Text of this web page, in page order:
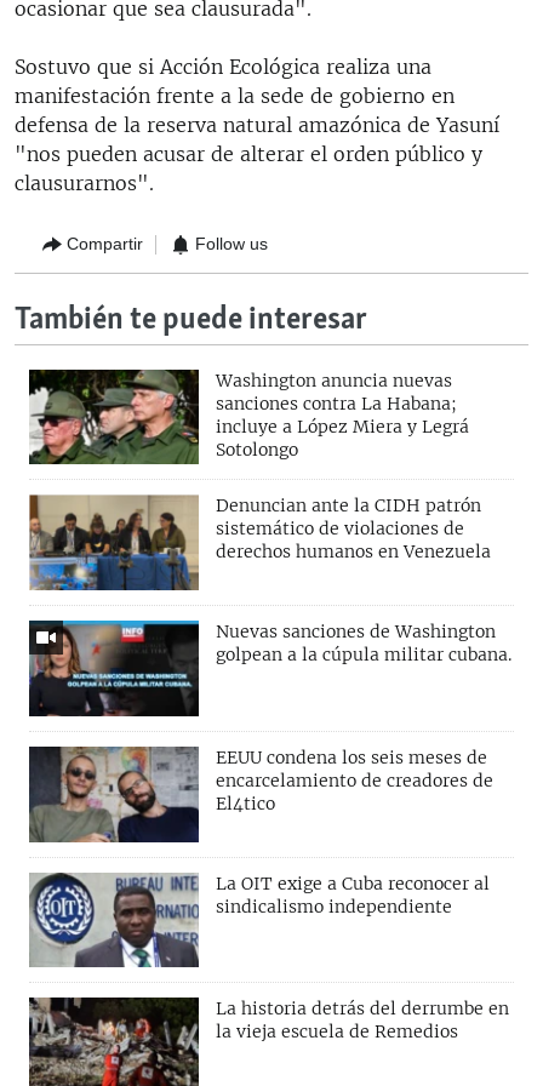
ocasionar que sea clausurada".
Sostuvo que si Acción Ecológica realiza una
manifestación frente a la sede de gobierno en
defensa de la reserva natural amazónica de Yasuní
"nos pueden acusar de alterar el orden público y
clausurarnos".
Compartir Follow us
También te puede interesar
Washington anuncia nuevas
sanciones contra La Habana;
incluye a López Miera y Legrá
Sotolongo
Denuncian ante la CIDH patrón
sistemático de violaciones de
derechos humanos en Venezuela
Nuevas sanciones de Washington
golpean a la cúpula militar cubana.
EEUU condena los seis meses de
encarcelamiento de creadores de
El4tico
La OIT exige a Cuba reconocer al
sindicalismo independiente
La historia detrás del derrumbe en
la vieja escuela de Remedios